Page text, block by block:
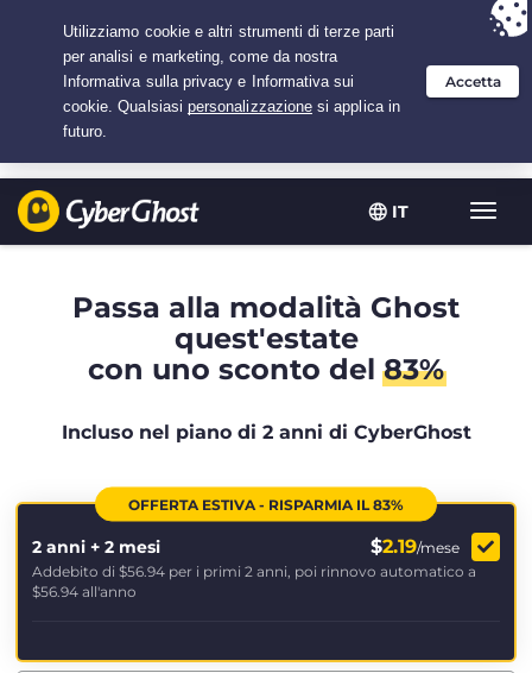
IT
L'offerta migliore per 2.1666666666667 anni a $
Passa alla modalità Ghost
quest'estate
con uno sconto del83%
Incluso nel piano di 2 anni di CyberGhost
OFFERTA ESTIVA - RISPARMIA IL 83%
2 anni + 2 mesi $2.19/mese
Addebito di $56.94 per i primi 2 anni, poi rinnovo automatico a
$56.94 all'anno